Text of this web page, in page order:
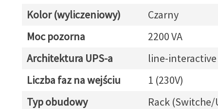
Kolor (wyliczeniowy)
Czarny
Moc pozorna
2200 VA
Architektura UPS-a
line-interactive
Liczba faz na wejściu
1 (230V)
Typ obudowy
Rack (Switche/